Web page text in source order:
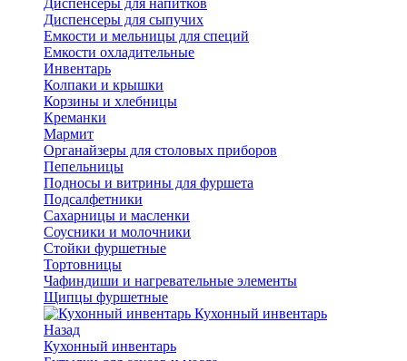
Диспенсеры для сыпучих
Емкости и мельницы для специй
Емкости охладительные
Инвентарь
Колпаки и крышки
Корзины и хлебницы
Креманки
Мармит
Органайзеры для столовых приборов
Пепельницы
Подносы и витрины для фуршета
Подсалфетники
Сахарницы и масленки
Соусники и молочники
Стойки фуршетные
Тортовницы
Чафиндиши и нагревательные элементы
Щипцы фуршетные
Кухонный инвентарь
Назад
Кухонный инвентарь